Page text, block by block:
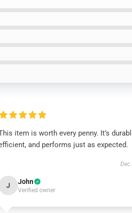
item is worth every penny. It’s
and performs just as expected.
Dec
J John
Verified owner